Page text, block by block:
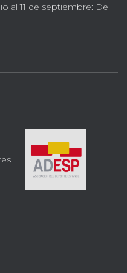
al 11 de septiembre: De